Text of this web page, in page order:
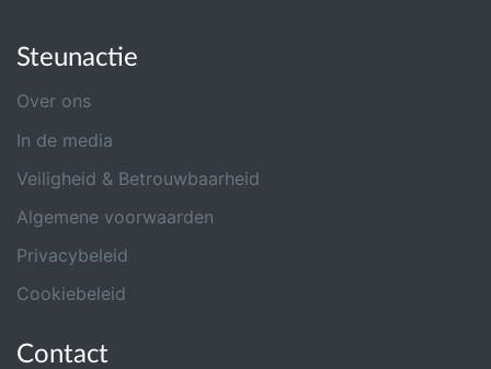
Steunactie
Over ons
In de media
Veiligheid & Betrouwbaarheid
Algemene voorwaarden
Privacybeleid
Cookiebeleid
Contact